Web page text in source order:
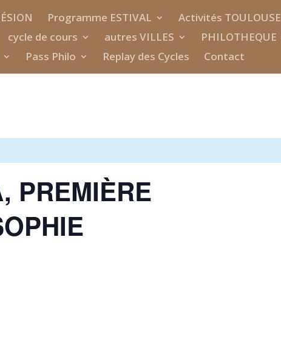
Programme ESTIVAL
Activités TOULOUSE
cycle de cours autres VILLES PHILOTHEQUE
Pass Philo Replay des Cycles Contact
PREMIÈRE